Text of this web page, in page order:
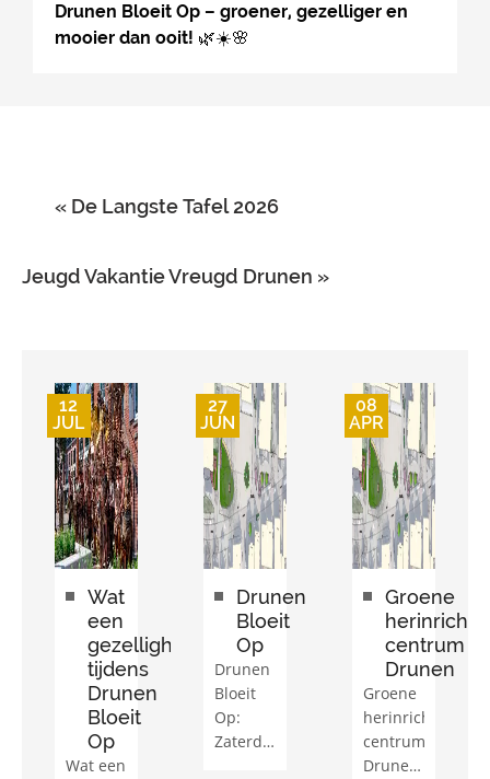
Drunen Bloeit Op – groener, gezelliger en
mooier dan ooit! 🌿☀️🌸
« De Langste Tafel 2026
Jeugd Vakantie Vreugd Drunen »
12
JUL
Wat
een
gezelligheid
tijdens
Drunen
Bloeit
Op
Wat een
27
JUN
Drunen
Bloeit
Op
Drunen
Bloeit
Op:
Zaterdag
08
APR
Groene
centrum
Drunen
Groene
herinrichting
centrum
Drunen